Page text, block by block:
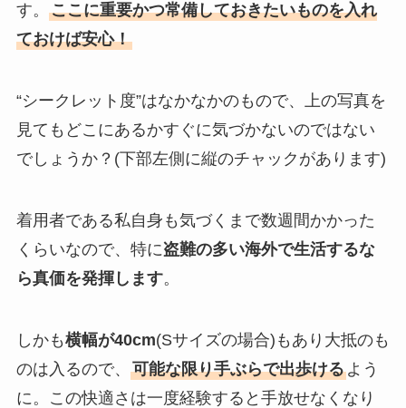
す。 ここに重要かつ常備しておきたいものを入れ
ておけば安心！
“シークレット度”はなかなかのもので、上の写真を
見てもどこにあるかすぐに気づかないのではない
でしょうか？(下部左側に縦のチャックがあります)
着用者である私自身も気づくまで数週間かかった
くらいなので、特に盗難の多い海外で生活するな
ら真価を発揮します。
しかも横幅が40cm(Sサイズの場合)もあり大抵のも
のは入るので、 可能な限り手ぶらで出歩けるよう
に。この快適さは一度経験すると手放せなくなり